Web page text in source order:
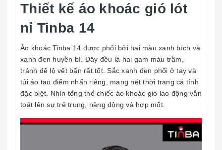
Thiết kế áo khoác gió lót
nỉ Tinba 14
Áo khoác Tinba 14 được phối bởi hai màu xanh bích và
xanh đen huyền bí. Đây đều là hai gam màu trầm,
tránh để lộ vết bẩn rất tốt. Sắc xanh đen phối ở tay và
túi áo tạo điểm nhấn riêng, mang nét thời trang cá tính
đặc biệt. Nhìn tổng thể chiếc áo khoác gió lao động vẫn
toát lên sự trẻ trung, năng động và hợp mốt.